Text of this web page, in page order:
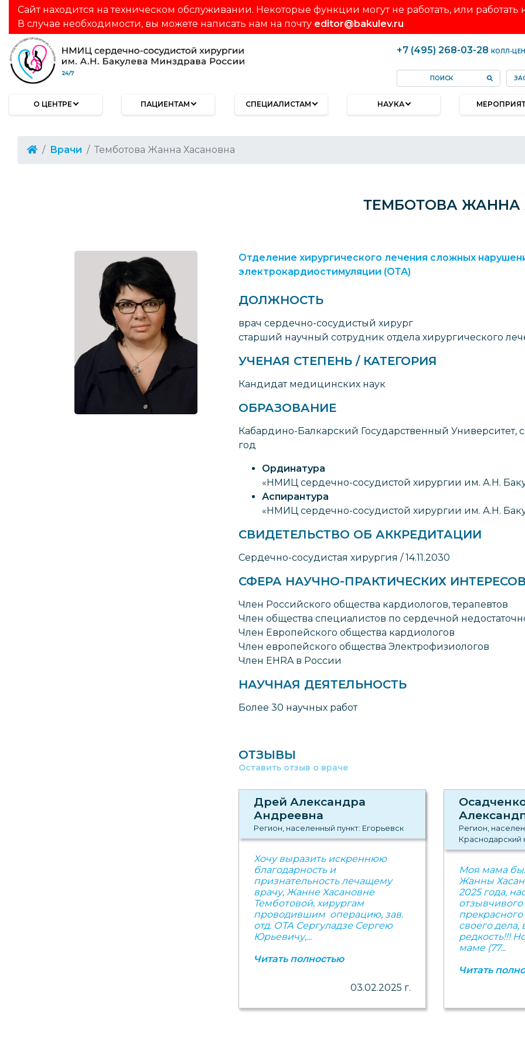
Сайт находится на техническом обслуживании. Некоторые функции могут не работать, или работать
В случае необходимости, вы можете написать нам на почту editor@bakulev.ru
+7 (495) 268-03-28 КОЛЛ-
О ЦЕНТРЕ ПАЦИЕНТАМ СПЕЦИАЛИСТАМ НАУКА
Врачи Темботова Жанна Хасановна
ТЕМБОТОВА ЖАННА
Отделение хирургического лечения сложных
электрокардиостимуляции (ОТА)
ДОЛЖНОСТЬ
врач сердечно-сосудистый хирург
cтарший научный сотрудник отдела хирургического
УЧЕНАЯ СТЕПЕНЬ / КАТЕГОРИЯ
Кандидат медицинских наук
ОБРАЗОВАНИЕ
Кабардино-Балкарский Государственный Университет,
год
Ординатура
«НМИЦ сердечно-сосудистой хирургии им. А.Н.
Аспирантура
«НМИЦ сердечно-сосудистой хирургии им. А.Н.
СВИДЕТЕЛЬСТВО ОБ АККРЕДИТАЦИИ
Сердечно-сосудистая хирургия / 14.11.2030
СФЕРА НАУЧНО-ПРАКТИЧЕСКИХ ИНТЕРЕСОВ
Член Российского общества кардиологов, терапевтов
Член общества специалистов по сердечной
Член Европейского общества кардиологов
Член европейского общества Электрофизиологов
Член EHRA в России
НАУЧНАЯ ДЕЯТЕЛЬНОСТЬ
Более 30 научных работ
ОТЗЫВЫ
Оставить отзыв о враче
Дрей Александра
Андреевна
Регион, населенный пункт: Егорьевск
Хочу выразить искреннюю
благодарность и
признательность лечащему
врачу, Жанне Хасановне
Темботовой, хирургам
проводившим операцию, зав.
отд. ОТА Сергуладзе Сергею
Юрьевичу,...
Читать полностью
03.02.2025 г.
Регион,
Краснодарский
Моя мама
Жанны
2025 года,
своего дела,
редкость!!!
маме (77...
Читать